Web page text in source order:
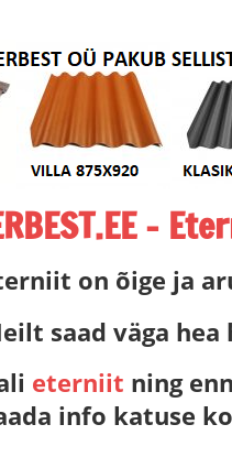
–
on õige ja
saad väga
eterniit ning
info katuse